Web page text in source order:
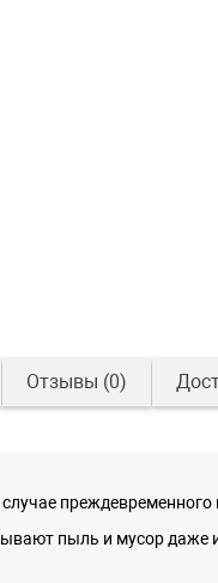
Отзывы (0)
преждевременного
пыль и мусор даже